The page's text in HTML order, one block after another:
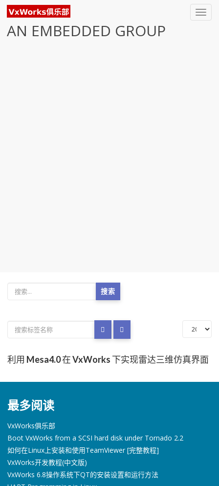
AN EMBEDDED GROUP
搜索
利用 Mesa4.0 在 VxWorks 下实现雷达三维仿真界面
最多阅读
VxWorks俱乐部
Boot VxWorks from a SCSI hard disk under Tornado 2.2
如何在Linux上安装和使用TeamViewer [完整教程]
VxWorks开发教程(中文版)
VxWorks 6.8操作系统下QT的安装设置和运行方法